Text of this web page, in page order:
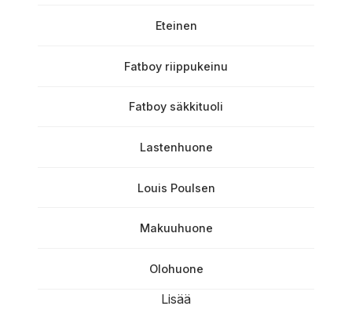
Eteinen
Fatboy riippukeinu
Fatboy säkkituoli
Lastenhuone
Louis Poulsen
Makuuhuone
Olohuone
Lisää